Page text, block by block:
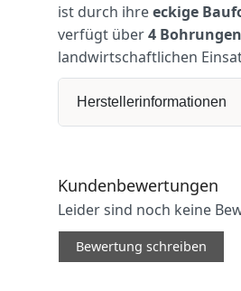
ist durch ihreeckige
verfügt über4 Bohrungen
landwirtschaftlichen
Herstellerinformationen
Kundenbewertungen
Leider sind noch keine
Bewertung schreiben